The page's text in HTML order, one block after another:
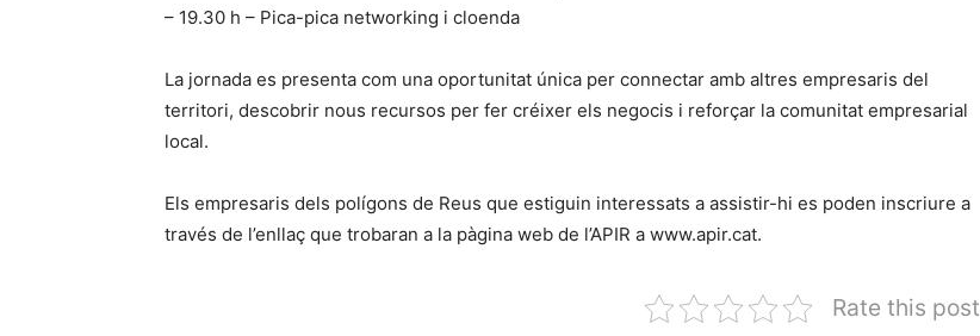
– 19.30 h – Pica-pica networking i cloenda
La jornada es presenta com una oportunitat única per connectar amb altres empresaris del
territori, descobrir nous recursos per fer créixer els negocis i reforçar la comunitat empresarial
local.
Els empresaris dels polígons de Reus que estiguin interessats a assistir-hi es poden inscriure a
través de l’enllaç que trobaran a la pàgina web de l’APIR a www.apir.cat.
Rate this post